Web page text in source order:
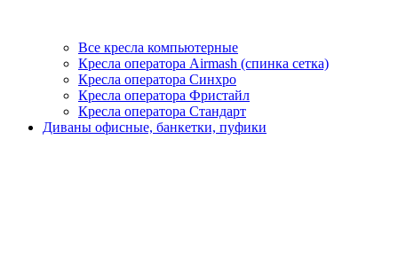
Все кресла компьютерные
Кресла оператора Airmash (спинка сетка)
Кресла оператора Синхро
Кресла оператора Фристайл
Кресла оператора Стандарт
Диваны офисные, банкетки, пуфики